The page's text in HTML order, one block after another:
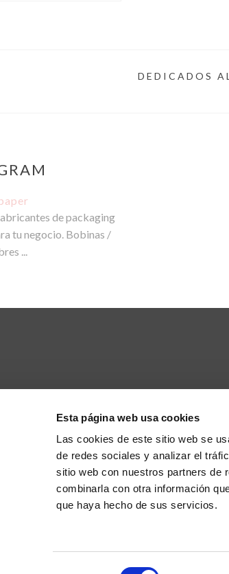
Esta página web usa cookies
Las cookies de este sitio web se
de redes sociales y analizar el
sitio web con nuestros partners de
combinarla con otra información
que haya hecho de sus servicios.
DEDICADOS
de packaging
tu negocio. Bobinas /
...
es una marca que nace fruto de nuestro
las cosas bonitas, con clara voluntad
el conocimiento y la experiencia
dedicada al sector del embalaje y la